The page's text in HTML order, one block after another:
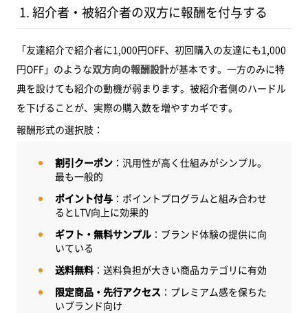
1. 紹介者・被紹介者の双方に報酬を付与する
「友達紹介で紹介者に1,000円OFF、初回購入の友達にも1,000
円OFF」のような双方向の報酬設計が基本です。一方のみに特
典を設けても紹介の動機が弱まります。被紹介者側のハードル
を下げることが、実際の購入数を増やすカギです。
報酬形式の選択肢：
割引クーポン ：汎用性が高く仕組みがシンプル。
最も一般的
ポイント付与 ：ポイントプログラムと組み合わせ
るとLTV向上に効果的
ギフト・無料サンプル ：ブランド体験の提供に向
いている
送料無料 ：送料負担が大きい商品カテゴリに有効
限定商品・先行アクセス ：プレミアム感を保ちた
いブランド向け